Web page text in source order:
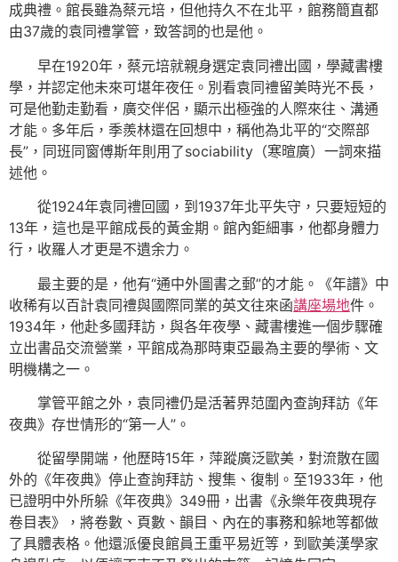
成典禮。館長雖為蔡元培，但他持久不在北平，館務簡直都
由37歲的袁同禮掌管，致答詞的也是他。
早在1920年，蔡元培就親身選定袁同禮出國，學藏書樓
學，并認定他未來可堪年夜任。別看袁同禮留美時光不長，
可是他勤走勤看，廣交伴侶，顯示出極強的人際來往、溝通
才能。多年后，季羨林還在回想中，稱他為北平的“交際部
長”，同班同窗傅斯年則用了sociability（寒暄廣）一詞來描
述他。
從1924年袁同禮回國，到1937年北平失守，只要短短的
13年，這也是平館成長的黃金期。館內鉅細事，他都身體力
行，收羅人才更是不遺余力。
最主要的是，他有“通中外圖書之郵”的才能。《年譜》中
收稀有以百計袁同禮與國際同業的英文往來函講座場地件。
1934年，他赴多國拜訪，與各年夜學、藏書樓進一個步驟確
立出書品交流營業，平館成為那時東亞最為主要的學術、文
明機構之一。
掌管平館之外，袁同禮仍是活著界范圍內查詢拜訪《年
夜典》存世情形的“第一人”。
從留學開端，他歷時15年，萍蹤廣泛歐美，對流散在國
外的《年夜典》停止查詢拜訪、搜集、復制。至1933年，他
已證明中外所躲《年夜典》349冊，出書《永樂年夜典現存
卷目表》，將卷數、頁數、韻目、內在的事務和躲地等都做
了具體表格。他還派優良館員王重平易近等，到歐美漢學家